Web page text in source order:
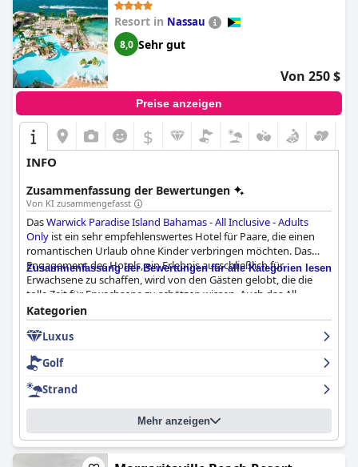
Resort, das jeden Cent wert ist und beeindruckende
Einrichtungen und Dienstleistungen für einen luxuriösen Urlaub
bietet.
Resort in Nassau
8,0 Sehr gut
Von 250 $
Preise anzeigen
$
INFO
Zusammenfassung der Bewertungen
Von KI zusammengefasst
DasWarwick Paradise Island Bahamas - All Inclusive - Adults
Only ist ein sehr empfehlenswertes Hotel für Paare, die einen
romantischen Urlaub ohne Kinder verbringen möchten. Das
Engagement des Hotels, ein Erlebnis ausschließlich für
Erwachsene zu schaffen, wird von den Gästen gelobt, die die
tolle Zeit für Erwachsene zu schätzen wissen. Auch das All-
inclusive-Paket wird von den Gästen hoch bewertet, die die
Vielfalt und Qualität der Speisen und Getränke genießen. Die
Lage des Hotels ist ebenfalls ein Pluspunkt, da der Strand und
andere Attraktionen leicht zu erreichen sind. Insgesamt ist das
Warwick Paradise Island Bahamas - All Inclusive - Adults Only
eine gute Wahl für Paare, die einen entspannten und
angenehmen Urlaub verbringen möchten.
Zusammenfassung der Bewertungen für alle Kategorien lesen
Kategorien
Luxus
Golf
Strand
Mehr anzeigen